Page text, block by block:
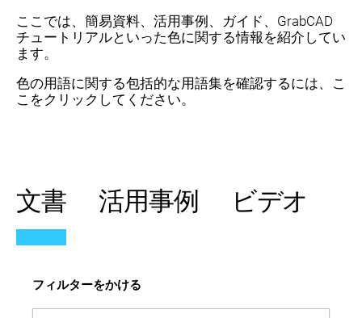
ここでは、簡易資料、活用事例、ガイド、GrabCAD
チュートリアルといった色に関する情報を紹介してい
ます。
色の用語に関する包括的な用語集を確認するには、こ
こをクリックしてください。
文書 活用事例 ビデオ
フィルターをかける